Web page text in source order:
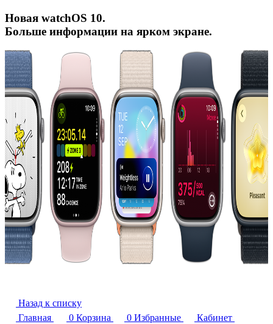
Новая watchOS 10.
Больше информации на ярком экране.
Назад к списку
Главная
0 Корзина 0 Избранные
Кабинет